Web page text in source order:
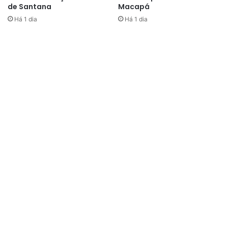
de Santana
Há 1 dia
Macapá
Há 1 dia